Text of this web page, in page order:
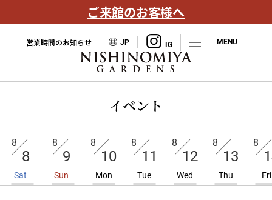
ご来館のお客様へ
営業時間のお知らせ JP
イベント
8
8
Sat
8
9
Sun
8
10
Mon
8
11
Tue
8
12
Wed
8
13
Thu
8
Fri